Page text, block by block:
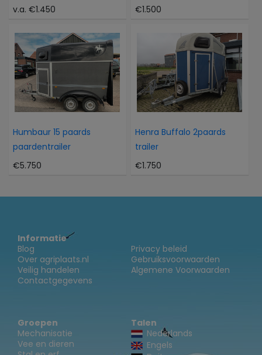
v.a. €1.450 €1.500
Humbaur 15 paards
paardentrailer
€5.750
Henra Buffalo 2paards
trailer
€1.750
Informatie
Blog
Over agriplaats.nl
Veilig handelen
Contactgegevens
Privacy beleid
Gebruiksvoorwaarden
Algemene Voorwaarden
Groepen
Mechanisatie
Vee en dieren
Talen
Nederlands
Engels